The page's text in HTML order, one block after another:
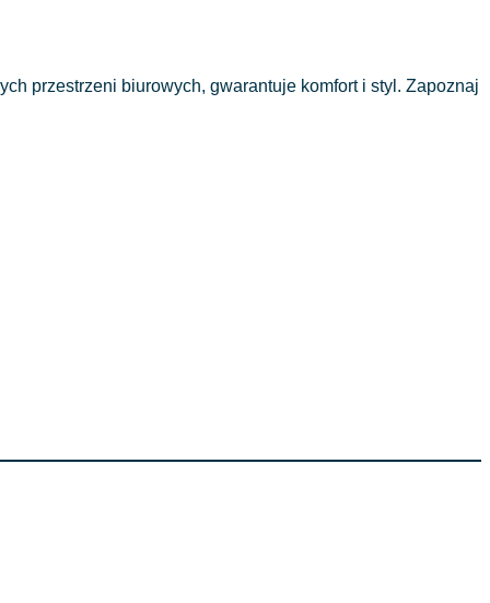
przestrzeni biurowych, gwarantuje komfort i styl. Zapoznaj